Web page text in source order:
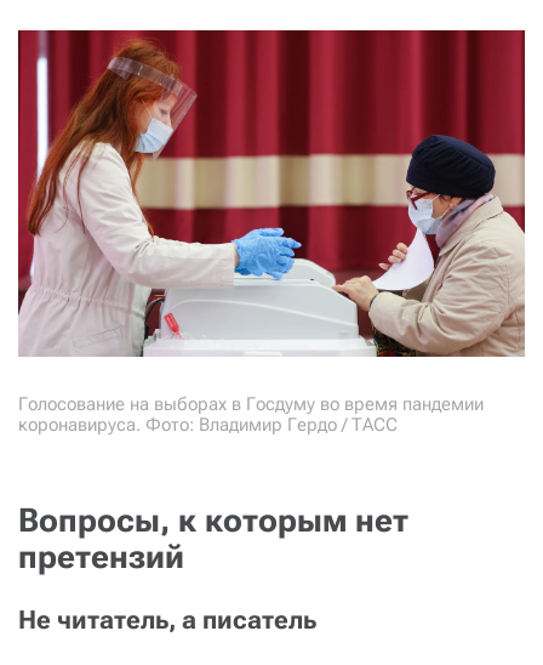
Голосование на выборах в Госдуму во время пандемии
коронавируса. Фото: Владимир Гердо / ТАСС
Вопросы, к которым нет
претензий
Не читатель, а писатель